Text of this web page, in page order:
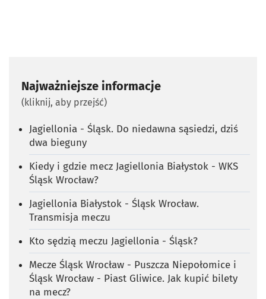
Najważniejsze informacje
(kliknij, aby przejść)
Jagiellonia - Śląsk. Do niedawna sąsiedzi, dziś
dwa bieguny
Kiedy i gdzie mecz Jagiellonia Białystok - WKS
Śląsk Wrocław?
Jagiellonia Białystok - Śląsk Wrocław.
Transmisja meczu
Kto sędzią meczu Jagiellonia - Śląsk?
Mecze Śląsk Wrocław - Puszcza Niepołomice i
Śląsk Wrocław - Piast Gliwice. Jak kupić bilety
na mecz?